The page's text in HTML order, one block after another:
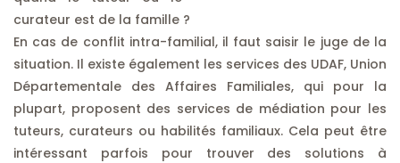
curateur est de la famille ?
En cas de conflit intra-familial, il faut saisir le juge de la
situation. Il existe également les services des UDAF, Union
Départementale des Affaires Familiales, qui pour la
plupart, proposent des services de médiation pour les
tuteurs, curateurs ou habilités familiaux. Cela peut être
intéressant parfois pour trouver des solutions à